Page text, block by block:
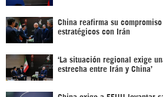
China reafirma su
estratégicos con Irán
‘La situación regional exige
estrecha entre Irán y China’
China exige a EEUU levantar